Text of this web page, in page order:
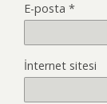
E-posta *
İnternet sitesi